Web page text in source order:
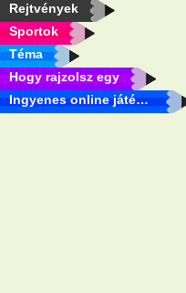
Rejtvények
Sportok
Téma
Hogy rajzolsz egy
Ingyenes online játékok